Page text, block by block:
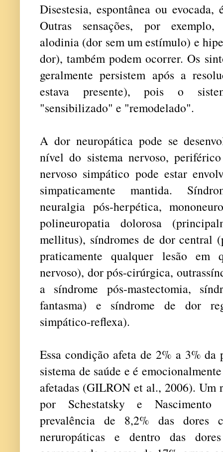
Disestesia, espontânea ou
Outras sensações, por exemplo,
alodinia (dor sem um estímulo) e
dor), também podem ocorrer. Os
geralmente persistem após a
estava presente), pois o
"sensibilizado" e "remodelado".
A dor neuropática pode se
nível do sistema nervoso,
nervoso simpático pode estar
simpaticamente mantida.
neuralgia pós-herpética,
polineuropatia dolorosa
mellitus), síndromes de dor central
praticamente qualquer lesão em
nervoso), dor pós-cirúrgica,
a síndrome pós-mastectomia,
fantasma) e síndrome de dor
simpático-reflexa).
Essa condição afeta de 2% a 3% da
sistema de saúde e é
afetadas (GILRON et al., 2006). Um
por Schestatsky e Nascimento
prevalência de 8,2% das dores
neruropáticas e dentro das